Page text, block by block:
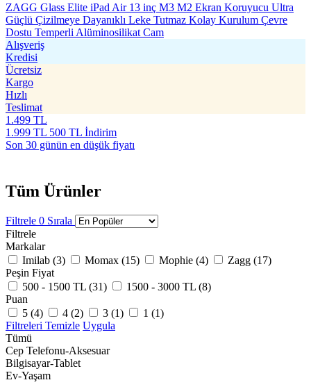
ZAGG Glass Elite iPad Air 13 inç M3 M2 Ekran Koruyucu Ultra
Güçlü Çizilmeye Dayanıklı Leke Tutmaz Kolay Kurulum Çevre
Dostu Temperli Alüminosilikat Cam
Alışveriş
Kredisi
Ücretsiz
Kargo
Hızlı
Teslimat
1.499 TL
1.999 TL 500 TL İndirim
Son 30 günün en düşük fiyatı
Tüm Ürünler
Filtrele 0 Sırala
Filtrele
Markalar
Imilab (3) Momax (15) Mophie (4) Zagg (17)
Peşin Fiyat
500 - 1500 TL (31) 1500 - 3000 TL (8)
Puan
5 (4) 4 (2) 3 (1) 1 (1)
Filtreleri Temizle Uygula
Tümü
Cep Telefonu-Aksesuar
Bilgisayar-Tablet
Ev-Yaşam